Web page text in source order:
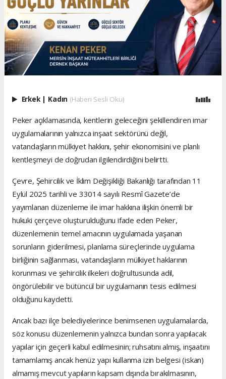
Erkek Kadın (Haberi Sesli Oku)
Peker açıklamasında, kentlerin geleceğini şekillendiren imar
uygulamalarının yalnızca inşaat sektörünü değil,
vatandaşların mülkiyet hakkını, şehir ekonomisini ve planlı
kentleşmeyi de doğrudan ilgilendirdiğini belirtti.
Çevre, Şehircilik ve İklim Değişikliği Bakanlığı tarafından 11
Eylül 2025 tarihli ve 33014 sayılı Resmî Gazete’de
yayımlanan düzenleme ile imar hakkına ilişkin önemli bir
hukuki çerçeve oluşturulduğunu ifade eden Peker,
düzenlemenin temel amacının uygulamada yaşanan
sorunların giderilmesi, planlama süreçlerinde uygulama
birliğinin sağlanması, vatandaşların mülkiyet haklarının
korunması ve şehircilik ilkeleri doğrultusunda adil,
öngörülebilir ve bütüncül bir uygulamanın tesis edilmesi
olduğunu kaydetti.
Ancak bazı ilçe belediyelerince benimsenen uygulamalarda,
söz konusu düzenlemenin yalnızca bundan sonra yapılacak
yapılar için geçerli kabul edilmesinin; ruhsatını almış, inşaatını
tamamlamış ancak henüz yapı kullanma izin belgesi (iskan)
almamış mevcut yapıların kapsam dışında bırakılmasının,